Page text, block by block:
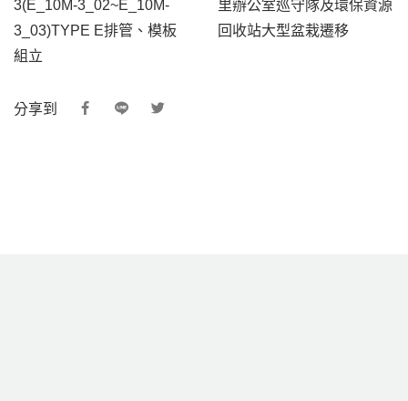
3(E_10M-3_02~E_10M-
3_03)TYPE E排管、模板
組立
里辦公室巡守隊及環保資源
回收站大型盆栽遷移
分享到